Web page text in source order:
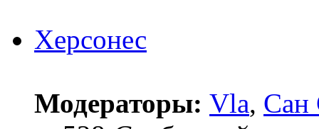
Херсонес
Модераторы: Vla, Сан